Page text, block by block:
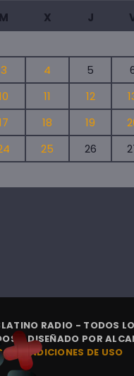
M X J
3 4 5
11 12
18 19
25 26
RADIO - TODOS
| DISEÑADO POR
Y CONDICIONES DE USO